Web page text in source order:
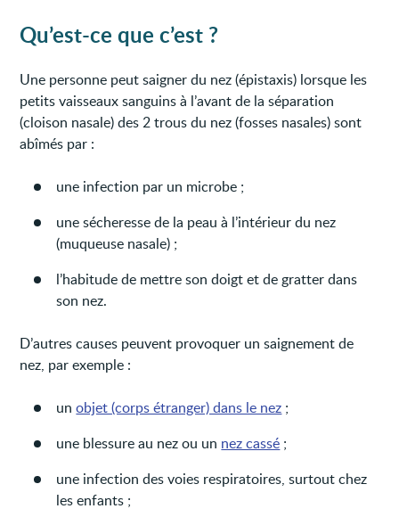
Qu’est-ce que c’est ?
Une personne peut saigner du nez (épistaxis) lorsque les
petits vaisseaux sanguins à l’avant de la séparation
(cloison nasale) des 2 trous du nez (fosses nasales) sont
abîmés par :
une infection par un microbe ;
une sécheresse de la peau à l’intérieur du nez
(muqueuse nasale) ;
l’habitude de mettre son doigt et de gratter dans
son nez.
D’autres causes peuvent provoquer un saignement de
nez, par exemple :
unobjet (corps étranger) dans le nez ;
une blessure au nez ou un nez cassé ;
une infection des voies respiratoires, surtout chez
les enfants ;